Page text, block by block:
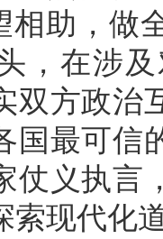
相助，做
，在涉
双方政治
国最可信
仗义执言
索现代化